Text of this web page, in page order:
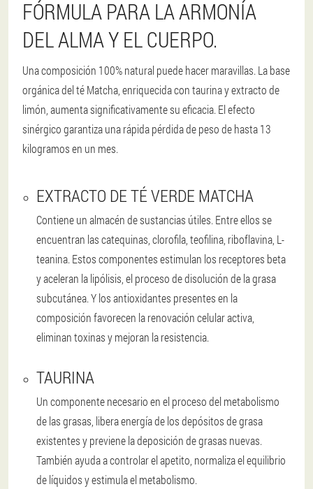
FÓRMULA PARA LA ARMONÍA
DEL ALMA Y EL CUERPO.
Una composición 100% natural puede hacer maravillas. La base
orgánica del té Matcha, enriquecida con taurina y extracto de
limón, aumenta significativamente su eficacia. El efecto
sinérgico garantiza una rápida pérdida de peso de hasta 13
kilogramos en un mes.
EXTRACTO DE TÉ VERDE MATCHA
Contiene un almacén de sustancias útiles. Entre ellos se
encuentran las catequinas, clorofila, teofilina, riboflavina, L-
teanina. Estos componentes estimulan los receptores beta
y aceleran la lipólisis, el proceso de disolución de la grasa
subcutánea. Y los antioxidantes presentes en la
composición favorecen la renovación celular activa,
eliminan toxinas y mejoran la resistencia.
TAURINA
Un componente necesario en el proceso del metabolismo
de las grasas, libera energía de los depósitos de grasa
existentes y previene la deposición de grasas nuevas.
También ayuda a controlar el apetito, normaliza el equilibrio
de líquidos y estimula el metabolismo.